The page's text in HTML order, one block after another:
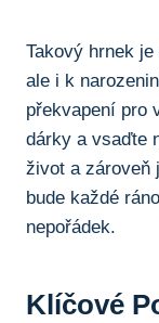
Takový hrnek
ale‌ i ⁢k⁣
překvapení pro
dárky a‍ vsaďte‍
život‌ a zároveň
bude ⁢každé
nepořádek.
Klíčové